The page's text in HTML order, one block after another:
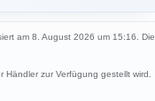
am 8. August 2026 um 15:16. Die
Händler zur Verfügung gestellt wird.